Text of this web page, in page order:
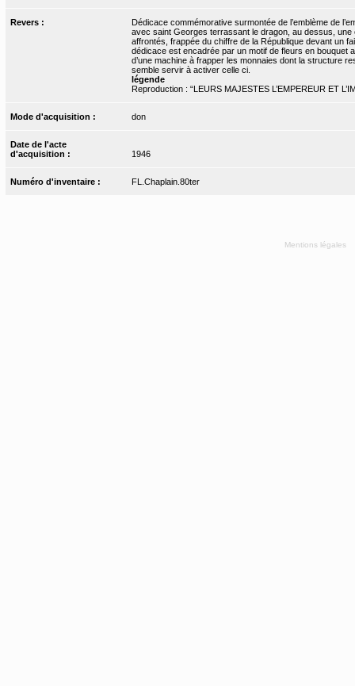
Revers :
Dédicace commémorative surmontée de l’emblème de
avec saint Georges terrassant le dragon, au dessus, une
affrontés, frappée du chiffre de la République devant un
dédicace est encadrée par un motif de fleurs en bouquet
d’une machine à frapper les monnaies dont la structure
semble servir à activer celle ci.
légende
Reproduction : “LEURS MAJESTES L’EMPEREUR ET
Mode d'acquisition : don
Date de l'acte
d'acquisition :
1946
Numéro d'inventaire : FL.Chaplain.80ter
Mentions légales